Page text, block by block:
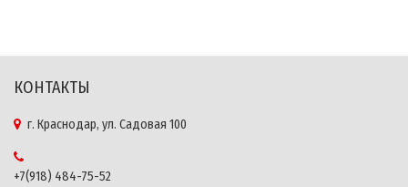
КОНТАКТЫ
г. Краснодар, ул. Садовая 100
+7(918) 484-75-52